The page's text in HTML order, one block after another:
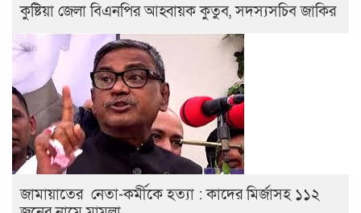
কুষ্টিয়া জেলা বিএনপির আহ্বায়ক কুতুব, সদস্যসচিব জাকির
জামায়াতের নেতা-কর্মীকে হত্যা : কাদের মির্জাসহ ১১২